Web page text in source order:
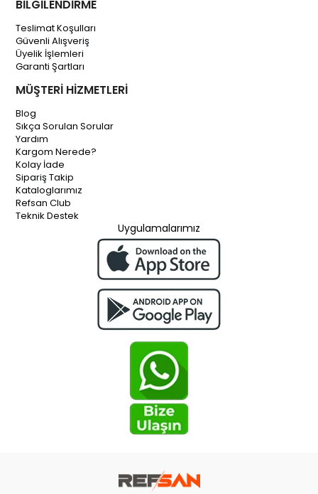
BİLGİLENDİRME
Teslimat Koşulları
Güvenli Alışveriş
Üyelik İşlemleri
Garanti Şartları
MÜŞTERİ HİZMETLERİ
Blog
Sıkça Sorulan Sorular
Yardım
Kargom Nerede?
Kolay İade
Sipariş Takip
Kataloglarımız
Refsan Club
Teknik Destek
Uygulamalarımız